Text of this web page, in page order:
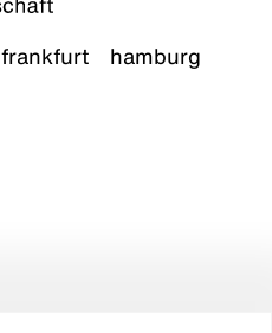
frankfurt hamburg